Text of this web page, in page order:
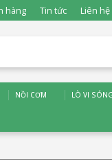
hàng Tin tức Liên hệ
NỒI CƠM LÒ VI SÓNG